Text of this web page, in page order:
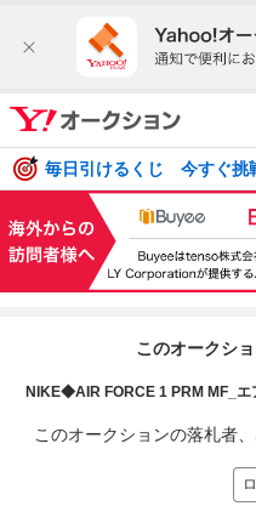
毎日引けるくじ 今すぐ挑
このオークシ
NIKE◆AIR FORCE 1 PRM MF_
このオークションの落札者